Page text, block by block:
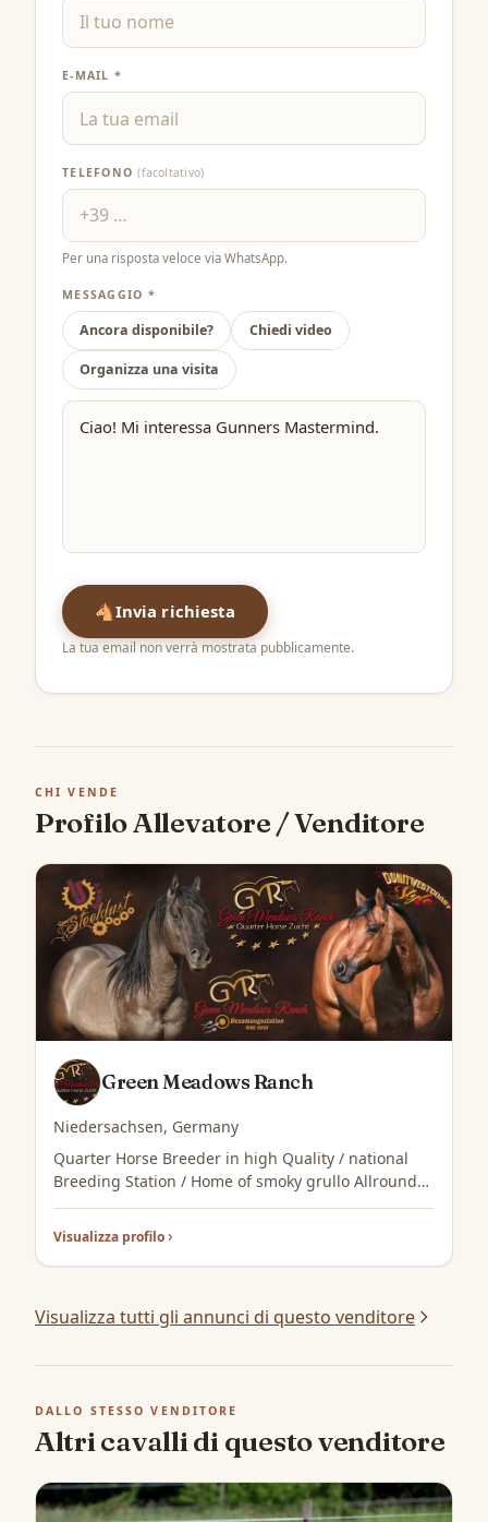
E-MAIL *
TELEFONO(facoltativo)
Per una risposta veloce via WhatsApp.
MESSAGGIO *
Ancora disponibile? Chiedi video
Organizza una visita
🐴Invia richiesta
La tua email non verrà mostrata pubblicamente.
CHI VENDE
Profilo Allevatore / Venditore
Green Meadows Ranch
Niedersachsen, Germany
Quarter Horse Breeder in high Quality / national
Breeding Station / Home of smoky grullo Allround
Stallion IJ Rocky Steeldust & Reining Stallion
Dunitwestcoast Style
Visualizza profilo
Visualizza tutti gli annunci di questo venditore
DALLO STESSO VENDITORE
Altri cavalli di questo venditore